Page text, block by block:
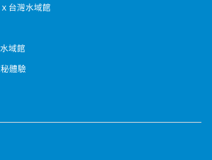
台灣水域館
域館
體驗